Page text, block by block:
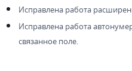
Исправлена работа
Исправлена работа
связанное поле.